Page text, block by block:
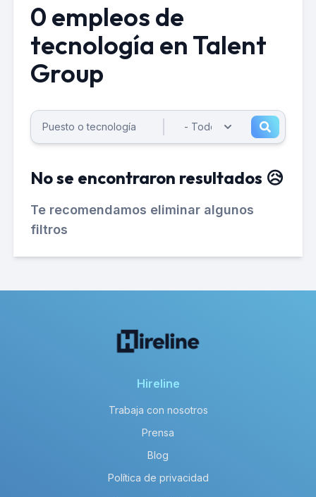
0 empleos de
tecnología en Talent
Group
No se encontraron resultados 😥
Te recomendamos eliminar algunos
filtros
Hireline
Trabaja con nosotros
Prensa
Blog
Política de privacidad